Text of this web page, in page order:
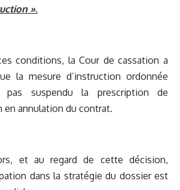
».
conditions, la Cour de cassation a
la mesure d’instruction ordonnée
pas suspendu la prescription de
en annulation du contrat.
et au regard de cette décision,
dans la stratégie du dossier est